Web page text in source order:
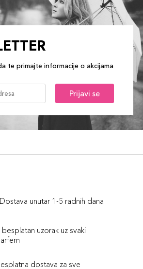
te primajte informacije o akcijama
Prijavi se
Dostava unutar 1-5 radnih dana
besplatan uzorak uz svaki
dostava za sve